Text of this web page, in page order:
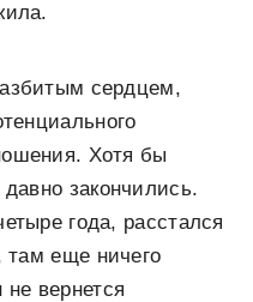
сердцем,
Хотя бы
закончились.
года, расстался
там еще ничего
вернется